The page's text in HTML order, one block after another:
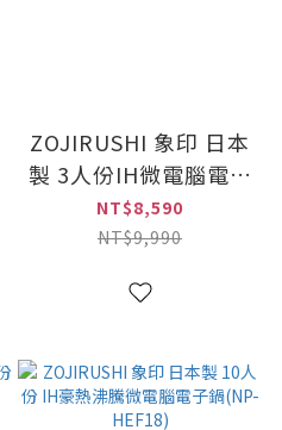
ZOJIRUSHI 象印 日本
製 3人份IH微電腦電子
鍋(NP-GBF05)
NT$8,590
NT$9,990